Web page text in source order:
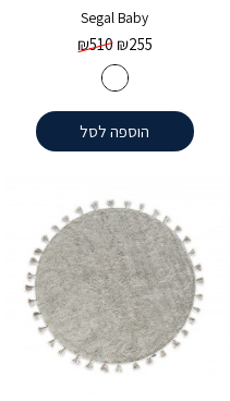
Segal Baby
₪255
₪510
הוספה לסל